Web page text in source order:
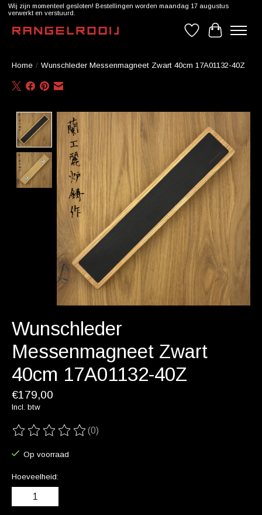
Wij zijn momenteel gesloten! Bestellingen worden maandag 17 augustus
verwerkt en verstuurd.
Verlanglijst
Home / Wunschleder Messenmagneet Zwart 40cm 17A01132-40Z
Product image slideshow Items
Wunschleder
Messenmagneet Zwart
40cm 17A01132-40Z
€179,00
Incl. btw
De beoordeling van dit product is
(0)
Op voorraad
Hoeveelheid: